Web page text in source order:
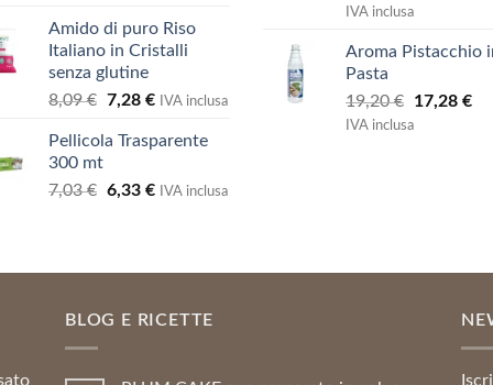
originale
era:
2,87 €.
attuale
è:
Amido di puro Riso
Italiano in Cristalli
senza glutine
8,09€ Il
originale
8,09 €.
7,28 €Il
attuale
7,28 €.
IVA inclusa
Pellicola Trasparente
300 mt
7,03€ Il
6,33 €IlIVA inclusa
prezzo
era:
è:
IVA inclusa
Aroma Pistacchio
Pasta
19,20€
Il
prezzo
17,28 €Il
IVA inclusa
BLOG E RICETTE